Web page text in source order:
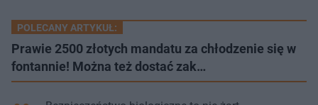
POLECANY ARTYKUŁ:
Prawie 2500 złotych mandatu za chłodzenie się w
fontannie! Można też dostać zak…